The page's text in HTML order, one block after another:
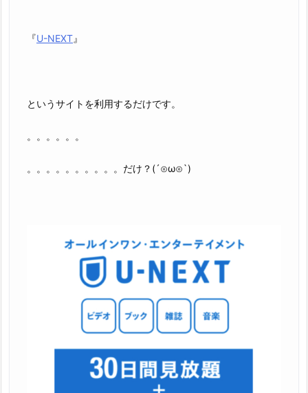
『U-NEXT』
というサイトを利用するだけです。
。。。。。。
。。。。。。。。。。だけ？(´⊙ω⊙`)